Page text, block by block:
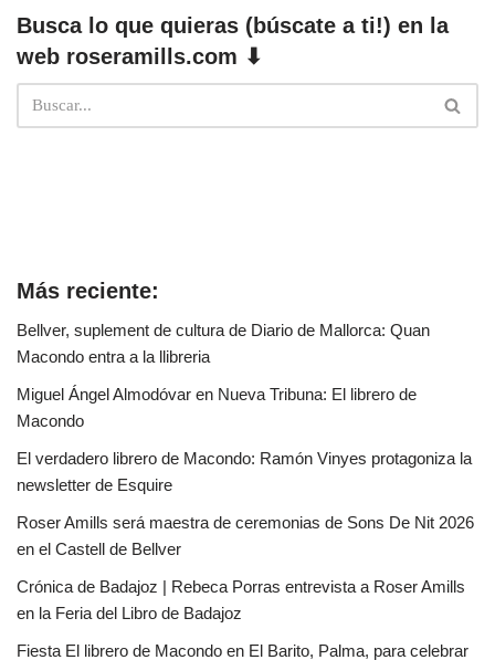
Busca lo que quieras (búscate a ti!) en la
web roseramills.com ⬇
Más reciente:
Bellver, suplement de cultura de Diario de Mallorca: Quan
Macondo entra a la llibreria
Miguel Ángel Almodóvar en Nueva Tribuna: El librero de
Macondo
El verdadero librero de Macondo: Ramón Vinyes protagoniza la
newsletter de Esquire
Roser Amills será maestra de ceremonias de Sons De Nit 2026
en el Castell de Bellver
Crónica de Badajoz | Rebeca Porras entrevista a Roser Amills
en la Feria del Libro de Badajoz
Fiesta El librero de Macondo en El Barito, Palma, para celebrar